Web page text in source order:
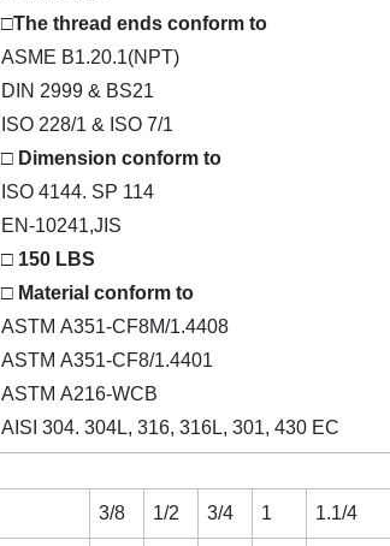
□The thread ends conform to
ASME B1.20.1(NPT)
DIN 2999 & BS21
ISO 228/1 & ISO 7/1
□ Dimension conform to
ISO 4144. SP 114
EN-10241,JIS
□ 150 LBS
□ Material conform to
ASTM A351-CF8M/1.4408
ASTM A351-CF8/1.4401
ASTM A216-WCB
AISI 304. 304L, 316, 316L, 301, 430 EC
3/8 1/2 3/4 1 1.1/4